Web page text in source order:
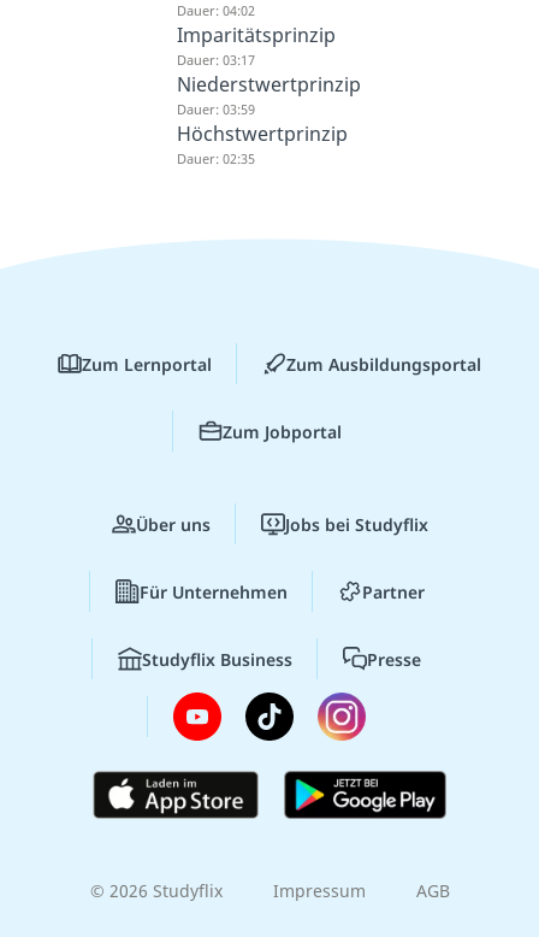
Dauer: 04:02
Imparitätsprinzip
Dauer: 03:17
Niederstwertprinzip
Dauer: 03:59
Höchstwertprinzip
Dauer: 02:35
Zum Lernportal Zum Ausbildungsportal
Zum Jobportal
Über uns Jobs bei Studyflix
Für Unternehmen Partner
Studyflix Business Presse
© 2026 Studyflix Impressum AGB